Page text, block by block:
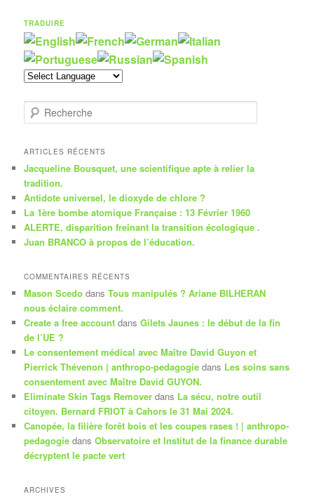
TRADUIRE
e
h
r
c
h
e
ARTICLES RÉCENTS
Jacqueline Bousquet, une scientifique apte à relier la
tradition.
Antidote universel, le dioxyde de chlore ?
La 1ère bombe atomique Française : 13 Février 1960
ALERTE, disparition freinant la transition écologique .
Juan BRANCO à propos de l’éducation.
COMMENTAIRES RÉCENTS
Mason Scedo dansTous manipulés ? Ariane BILHERAN
nous éclaire comment.
Create a free account dansGilets Jaunes : le début de la fin
de l’UE ?
Le consentement médical avec Maître David Guyon et
Pierrick Thévenon | anthropo-pedagogie dans Les soins sans
consentement avec Maître David GUYON.
Eliminate Skin Tags Remover dans La sécu, notre outil
citoyen. Bernard FRIOT à Cahors le 31 Mai 2024.
Canopée, la filière forêt bois et les coupes rases ! | anthropo-
pedagogie dansObservatoire et Institut de la finance durable
décryptent le pacte vert
ARCHIVES